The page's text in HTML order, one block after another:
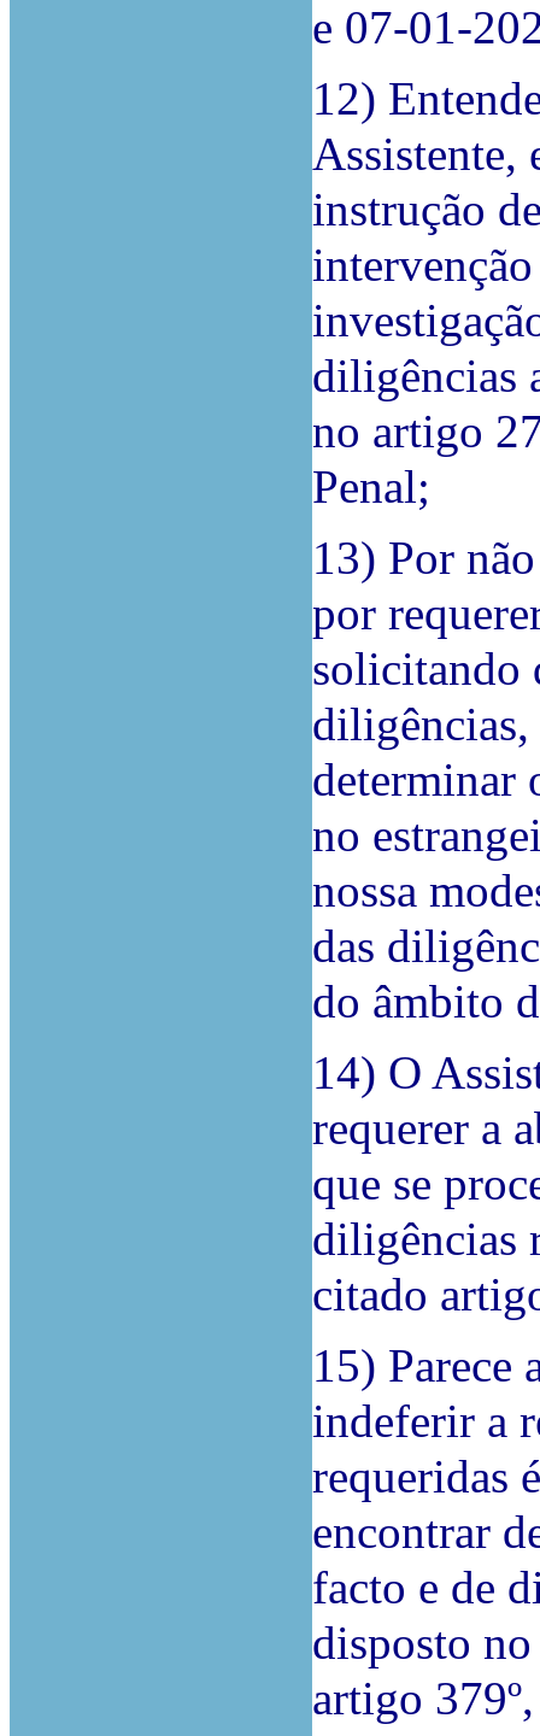
e 07-01-
12)
Assistente,
instrução
diligências
no artigo
Penal;
13) Por
por
solicitando
diligências,
determinar
no
nossa
das
do âmbito
14) O
requerer a
que se
diligências
citado
15) Parece
indeferir a
requeridas
encontrar
facto e de
disposto
artigo